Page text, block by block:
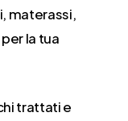
materassi,
la tua
trattati e